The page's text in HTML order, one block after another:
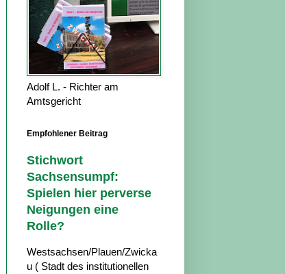
Adolf L. - Richter am
Amtsgericht
Empfohlener Beitrag
Stichwort
Sachsensumpf:
Spielen hier perverse
Neigungen eine
Rolle?
Westsachsen/Plauen/Zwicka
u ( Stadt des institutionellen